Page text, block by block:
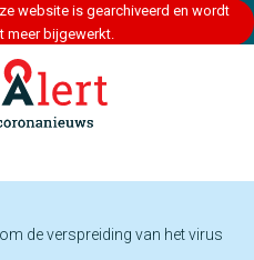
website is gearchiveerd en wordt
meer bijgewerkt.
de verspreiding van het virus